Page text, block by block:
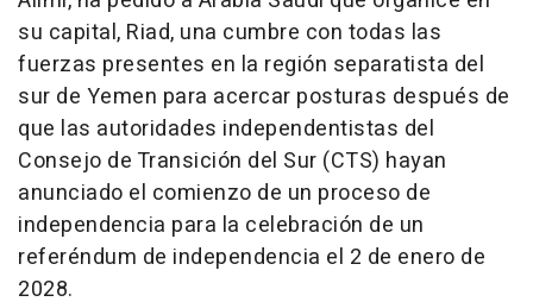
su capital, Riad, una cumbre con todas las
fuerzas presentes en la región separatista del
sur de Yemen para acercar posturas después de
que las autoridades independentistas del
Consejo de Transición del Sur (CTS) hayan
anunciado el comienzo de un proceso de
independencia para la celebración de un
referéndum de independencia el 2 de enero de
2028.